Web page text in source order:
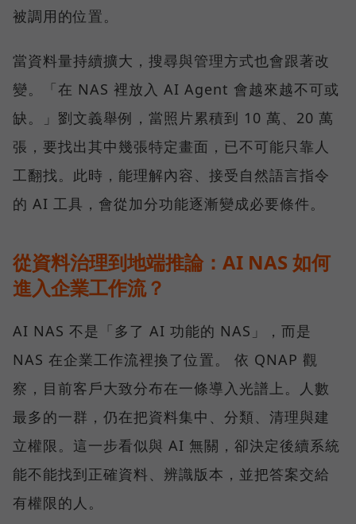
被調用的位置。
當資料量持續擴大，搜尋與管理方式也會跟著改
變。「在 NAS 裡放入 AI Agent 會越來越不可或
缺。」劉文義舉例，當照片累積到 10 萬、20 萬
張，要找出其中幾張特定畫面，已不可能只靠人
工翻找。此時，能理解內容、接受自然語言指令
的 AI 工具，會從加分功能逐漸變成必要條件。
從資料治理到地端推論：AI NAS 如何
進入企業工作流？
AI NAS 不是「多了 AI 功能的 NAS」，而是
NAS 在企業工作流裡換了位置。 依 QNAP 觀
察，目前客戶大致分布在一條導入光譜上。人數
最多的一群，仍在把資料集中、分類、清理與建
立權限。這一步看似與 AI 無關，卻決定後續系統
能不能找到正確資料、辨識版本，並把答案交給
有權限的人。